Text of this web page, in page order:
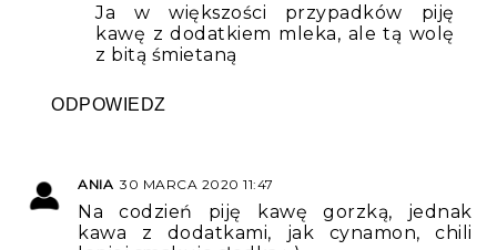
Ja w większości przypadków piję
kawę z dodatkiem mleka, ale tą wolę
z bitą śmietaną
ODPOWIEDZ
ANIA 30 MARCA 2020 11:47
Na codzień piję kawę gorzką, jednak
kawa z dodatkami, jak cynamon, chili